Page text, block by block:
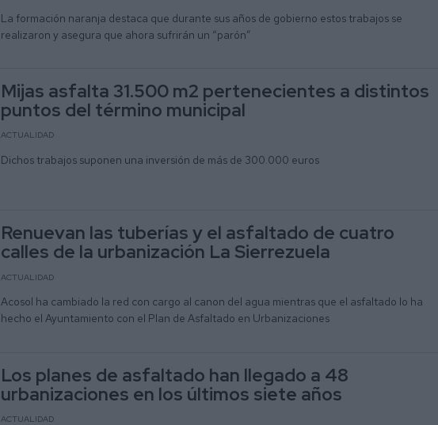
La formación naranja destaca que durante sus años de gobierno estos trabajos se
realizaron y asegura que ahora sufrirán un “parón”
Mijas asfalta 31.500 m2 pertenecientes a distintos
puntos del término municipal
ACTUALIDAD
Dichos trabajos suponen una inversión de más de 300.000 euros
Renuevan las tuberías y el asfaltado de cuatro
calles de la urbanización La Sierrezuela
ACTUALIDAD
Acosol ha cambiado la red con cargo al canon del agua mientras que el asfaltado lo ha
hecho el Ayuntamiento con el Plan de Asfaltado en Urbanizaciones
Los planes de asfaltado han llegado a 48
urbanizaciones en los últimos siete años
ACTUALIDAD